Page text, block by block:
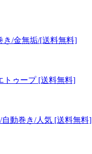
き/金無垢/[送料無料]
トゥープ [送料無料]
動巻き/人気 [送料無料]